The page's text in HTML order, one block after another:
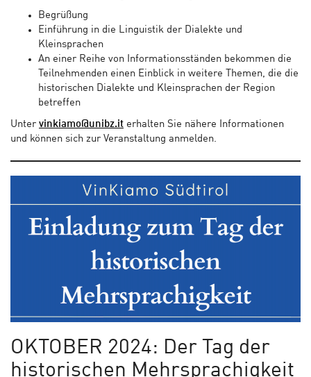
Begrüßung
Einführung in die Linguistik der Dialekte und
Kleinsprachen
An einer Reihe von Informationsständen bekommen die
Teilnehmenden einen Einblick in weitere Themen, die die
historischen Dialekte und Kleinsprachen der Region
betreffen
Unter vinkiamo@unibz.it erhalten Sie nähere Informationen
und können sich zur Veranstaltung anmelden.
OKTOBER 2024: Der Tag der
historischen Mehrsprachigkeit